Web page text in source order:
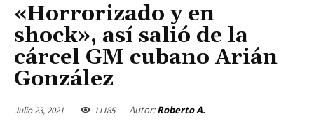
«Horrorizado y en
shock», así salió de la
cárcel GM cubano Arián
González
Julio 23, 2021 11185 Autor: Roberto A.